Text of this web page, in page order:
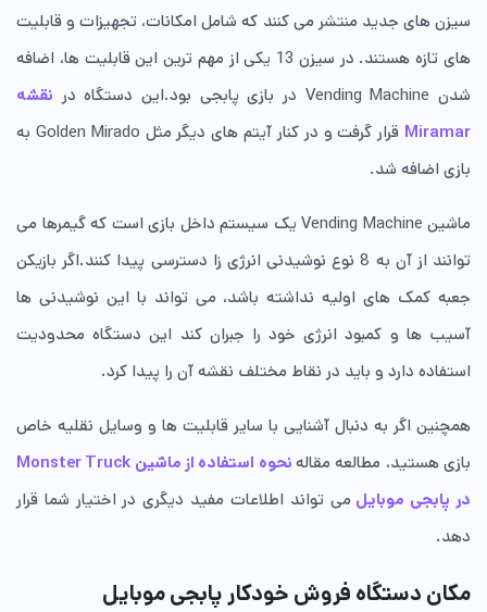
سیزن های جدید منتشر می کنند که شامل امکانات، تجهیزات و قابلیت
های تازه هستند. در سیزن 13 یکی از مهم ترین این قابلیت ها، اضافه
شدن Vending Machine در بازی پابجی بود.این دستگاه در
نقشه
Miramar
قرار گرفت و در کنار آیتم های دیگر مثل Golden Mirado به
بازی اضافه شد.
ماشین Vending Machine یک سیستم داخل بازی است که گیمرها می
توانند از آن به 8 نوع نوشیدنی انرژی زا دسترسی پیدا کنند.اگر بازیکن
جعبه کمک های اولیه نداشته باشد، می تواند با این نوشیدنی ها
آسیب ها و کمبود انرژی خود را جبران کند این دستگاه محدودیت
استفاده دارد و باید در نقاط مختلف نقشه آن را پیدا کرد.
همچنین اگر به دنبال آشنایی با سایر قابلیت ها و وسایل نقلیه خاص
بازی هستید، مطالعه مقاله
نحوه استفاده از ماشین Monster Truck
در پابجی موبایل می تواند اطلاعات مفید دیگری در اختیار شما قرار
دهد.
مکان دستگاه فروش خودکار پابجی موبایل